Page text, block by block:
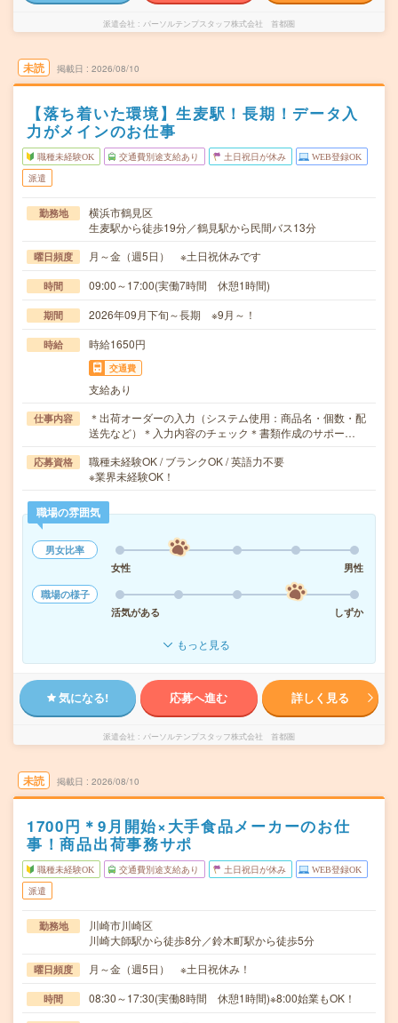
派遣会社 パーソルテンプスタッフ株式会社 首都圏
未読 掲載日 2026/08/10
【落ち着いた環境】生麦駅！長期！データ入
力がメインのお仕事
職種未経験OK 交通費別途支給あり 土日祝日が休み WEB登録OK
派遣
勤務地
横浜市鶴見区
生麦駅から徒歩19分／鶴見駅から民間バス13分
曜日頻度 月～金（週5日） ※土日祝休みです
時間 09:00～17:00(実働7時間 休憩1時間)
期間 2026年09月下旬～長期 ※9月～！
時給 時給1650円
交通費
支給あり
仕事内容
＊出荷オーダーの入力（システム使用：商品名・個数・配
送先など）＊入力内容のチェック＊書類作成のサポー…
応募資格
職種未経験OK / ブランクOK / 英語力不要
※業界未経験OK！
職場の雰囲気
男女比率
女性
男性
職場の様子
活気がある
しずか
もっと見る
気になる! 応募へ進む 詳しく見る
派遣会社 パーソルテンプスタッフ株式会社 首都圏
未読 掲載日 2026/08/10
1700円＊9月開始×大手食品メーカーのお仕
事！商品出荷事務サポ
職種未経験OK 交通費別途支給あり 土日祝日が休み WEB登録OK
派遣
勤務地
川崎市川崎区
川崎大師駅から徒歩8分／鈴木町駅から徒歩5分
曜日頻度 月～金（週5日） ※土日祝休み！
時間 08:30～17:30(実働8時間 休憩1時間)※8:00始業もOK！